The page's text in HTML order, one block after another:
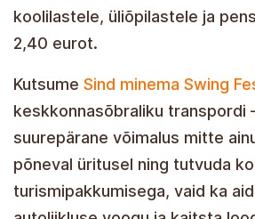
koolilastele, üliõpilastele ja
2,40 eurot.
Kutsume Sind minema Swing
keskkonnasõbraliku transpordi
suurepärane võimalus mitte
põneval üritusel ning tutvuda
turismipakkumisega, vaid ka